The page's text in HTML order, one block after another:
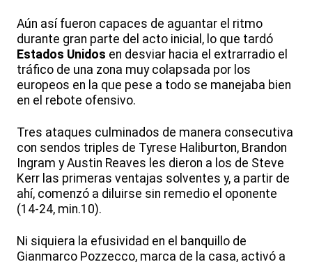
Aún así fueron capaces de aguantar el ritmo
durante gran parte del acto inicial, lo que tardó
Estados Unidos en desviar hacia el extrarradio el
tráfico de una zona muy colapsada por los
europeos en la que pese a todo se manejaba bien
en el rebote ofensivo.
Tres ataques culminados de manera consecutiva
con sendos triples de Tyrese Haliburton, Brandon
Ingram y Austin Reaves les dieron a los de Steve
Kerr las primeras ventajas solventes y, a partir de
ahí, comenzó a diluirse sin remedio el oponente
(14-24, min.10).
Ni siquiera la efusividad en el banquillo de
Gianmarco Pozzecco, marca de la casa, activó a